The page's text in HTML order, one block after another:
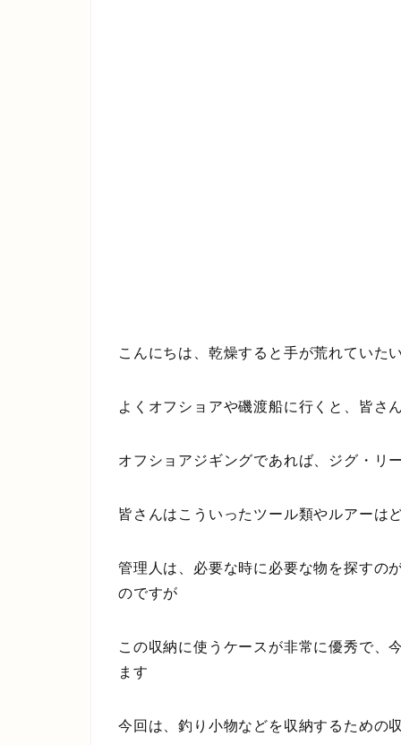
こんにちは、乾燥すると手が荒れていた
よくオフショアや磯渡船に行くと、皆さ
オフショアジギングであれば、ジグ・リ
皆さんはこういったツール類やルアーは
管理人は、必要な時に必要な物を探すの
のですが
この収納に使うケースが非常に優秀で、
ます
今回は、釣り小物などを収納するための